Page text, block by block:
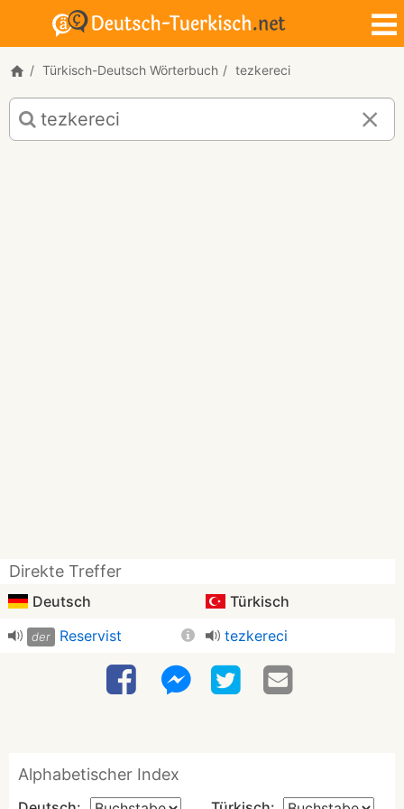
Türkisch-Deutsch Wörterbuch tezkereci
Türkisch-
Deutsch
Übersetzung
Direkte Treffer
Deutsch Türkisch
der Reservist tezkereci
Alphabetischer Index